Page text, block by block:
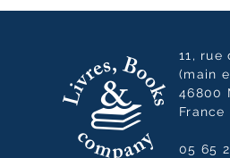
11, rue
(main
46800
France
05 65